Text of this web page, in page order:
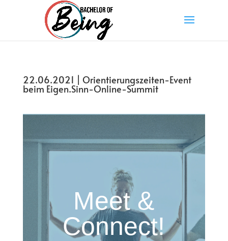
22.06.2021 | Orientierungszeiten-Event
beim Eigen.Sinn-Online-Summit
Meet &
Connect!